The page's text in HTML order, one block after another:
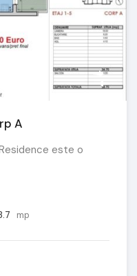
A
este o
mp